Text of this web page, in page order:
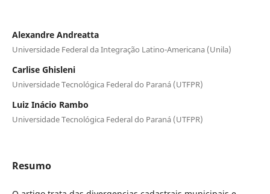
Alexandre Andreatta
Universidade Federal da Integração Latino-Americana (Unila)
Carlise Ghisleni
Universidade Tecnológica Federal do Paraná (UTFPR)
Luiz Inácio Rambo
Universidade Tecnológica Federal do Paraná (UTFPR)
Resumo